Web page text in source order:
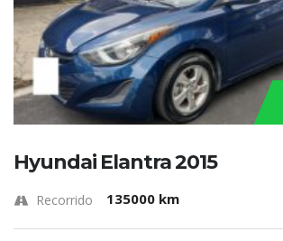
Hyundai Elantra 2015
Recorrido 135000 km